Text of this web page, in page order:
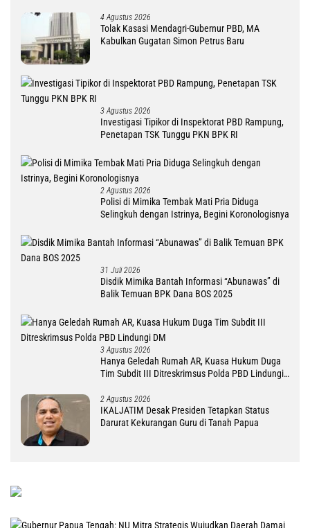
4 Agustus 2026
Tolak Kasasi Mendagri-Gubernur PBD, MA
Kabulkan Gugatan Simon Petrus Baru
3 Agustus 2026
Investigasi Tipikor di Inspektorat PBD Rampung,
Penetapan TSK Tunggu PKN BPK RI
2 Agustus 2026
Polisi di Mimika Tembak Mati Pria Diduga
Selingkuh dengan Istrinya, Begini Koronologisnya
31 Juli 2026
Disdik Mimika Bantah Informasi “Abunawas” di
Balik Temuan BPK Dana BOS 2025
3 Agustus 2026
Hanya Geledah Rumah AR, Kuasa Hukum Duga
Tim Subdit III Ditreskrimsus Polda PBD Lindungi
2 Agustus 2026
IKALJATIM Desak Presiden Tetapkan Status
Darurat Kekurangan Guru di Tanah Papua